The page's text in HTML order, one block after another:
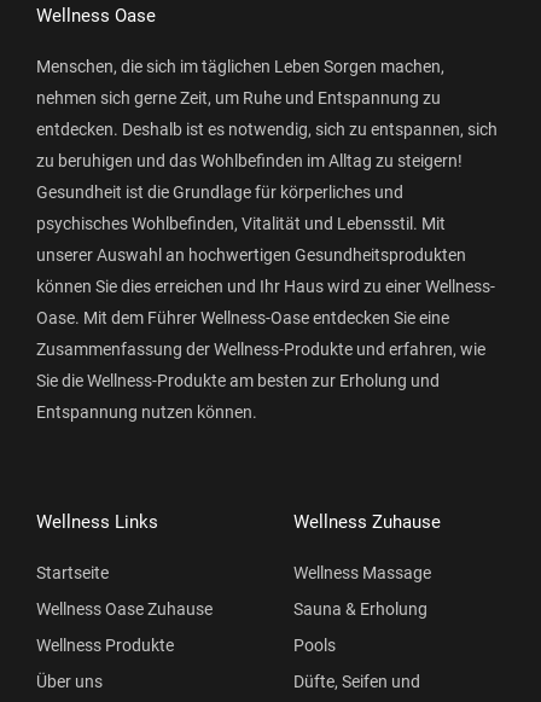
Wellness Oase
Menschen, die sich im täglichen Leben Sorgen machen,
nehmen sich gerne Zeit, um Ruhe und Entspannung zu
entdecken. Deshalb ist es notwendig, sich zu entspannen, sich
zu beruhigen und das Wohlbefinden im Alltag zu steigern!
Gesundheit ist die Grundlage für körperliches und
psychisches Wohlbefinden, Vitalität und Lebensstil. Mit
unserer Auswahl an hochwertigen Gesundheitsprodukten
können Sie dies erreichen und Ihr Haus wird zu einer Wellness-
Oase. Mit dem Führer Wellness-Oase entdecken Sie eine
Zusammenfassung der Wellness-Produkte und erfahren, wie
Sie die Wellness-Produkte am besten zur Erholung und
Entspannung nutzen können.
Wellness Links
Startseite
Wellness Oase Zuhause
Wellness Produkte
Über uns
Wellness Zuhause
Wellness Massage
Sauna & Erholung
Pools
Düfte, Seifen und